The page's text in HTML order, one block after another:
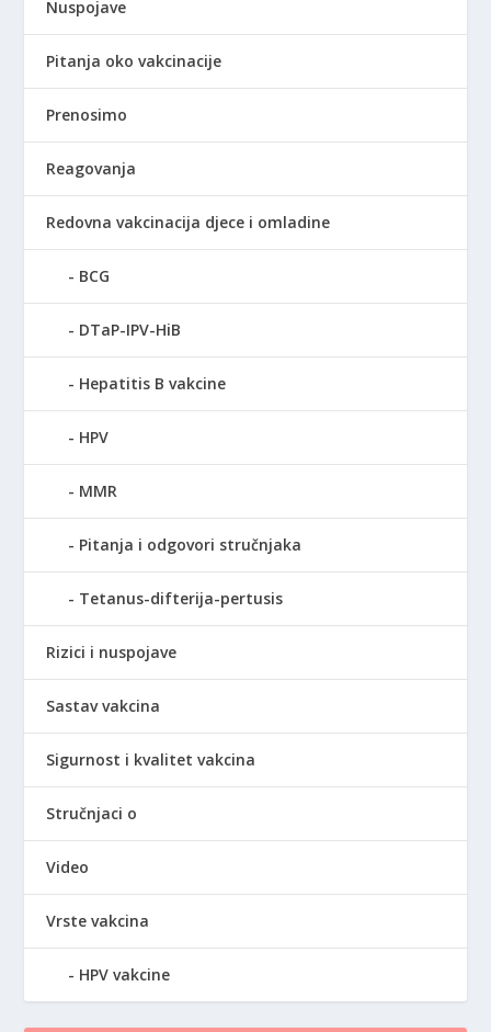
Nuspojave
Pitanja oko vakcinacije
Prenosimo
Reagovanja
Redovna vakcinacija djece i omladine
BCG
DTaP-IPV-HiB
Hepatitis B vakcine
HPV
MMR
Pitanja i odgovori stručnjaka
Tetanus-difterija-pertusis
Rizici i nuspojave
Sastav vakcina
Sigurnost i kvalitet vakcina
Stručnjaci o
Video
Vrste vakcina
HPV vakcine